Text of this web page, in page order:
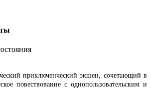
приключенческий экшен, сочетающий в
повествование с однопользовательским и